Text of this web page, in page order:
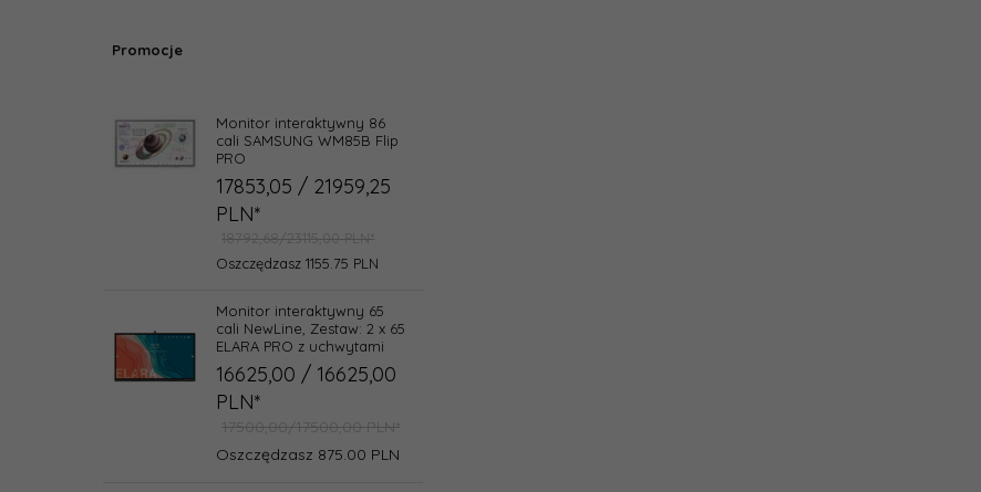
Promocje
Monitor interaktywny 86
cali SAMSUNG WM85B Flip
PRO
17853,05 / 21959,25
PLN*
18792,68/23115,00 PLN*
Oszczędzasz 1155.75 PLN
Monitor interaktywny 65
cali NewLine, Zestaw: 2 x 65
ELARA PRO z uchwytami
16625,00 / 16625,00
PLN*
17500,00/17500,00 PLN*
Oszczędzasz 875.00 PLN